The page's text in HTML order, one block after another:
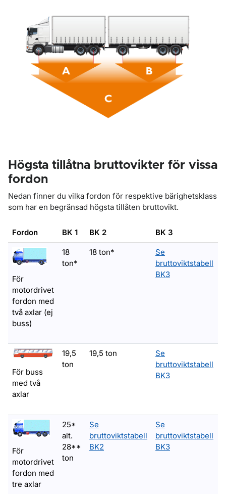
Högsta tillåtna bruttovikter för vissa
fordon
Nedan finner du vilka fordon för respektive bärighetsklass
som har en begränsad högsta tillåten bruttovikt.
Fordon BK 1 BK 2 BK 3
För
motordrivet
fordon med
två axlar (ej
buss)
18
ton*
18 ton*
Se
bruttoviktstabell
BK3
För buss
med två
axlar
19,5
ton
19,5 ton
Se
bruttoviktstabell
BK3
För
motordrivet
fordon med
tre axlar
25*
alt.
28**
ton
Se
bruttoviktstabell
BK2
Se
bruttoviktstabell
BK3